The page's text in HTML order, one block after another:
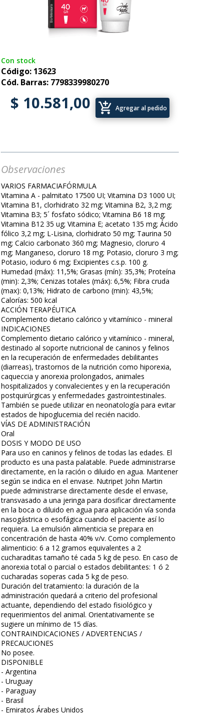
Con stock
Código: 13623
Cód. Barras: 7798339980270
$ 10.581,00 add_shopping_cart Agregar al pedido
Observaciones
VARIOS FARMACIAFÓRMULA
Vitamina A - palmitato 17500 UI; Vitamina D3 1000 UI;
Vitamina B1, clorhidrato 32 mg; Vitamina B2, 3,2 mg;
Vitamina B3; 5´ fosfato sódico; Vitamina B6 18 mg;
Vitamina B12 35 ug; Vitamina E; acetato 135 mg; Ácido
fólico 3,2 mg; L-Lisina, clorhidrato 50 mg; Taurina 50
mg; Calcio carbonato 360 mg; Magnesio, cloruro 4
mg; Manganeso, cloruro 18 mg; Potasio, cloruro 3 mg;
Potasio, ioduro 6 mg; Excipientes c.s.p. 100 g.
Humedad (máx): 11,5%; Grasas (mín): 35,3%; Proteína
(min): 2,3%; Cenizas totales (máx): 6,5%; Fibra cruda
(max): 0,13%; Hidrato de carbono (min): 43,5%;
Calorías: 500 kcal
ACCIÓN TERAPÉUTICA
Complemento dietario calórico y vitamínico - mineral
INDICACIONES
Complemento dietario calórico y vitamínico - mineral,
destinado al soporte nutricional de caninos y felinos
en la recuperación de enfermedades debilitantes
(diarreas), trastornos de la nutrición como hiporexia,
caqueccia y anorexia prolongados, animales
hospitalizados y convalecientes y en la recuperación
postquirúrgicas y enfermedades gastrointestinales.
También se puede utilizar en neonatología para evitar
estados de hipoglucemia del recién nacido.
VÍAS DE ADMINISTRACIÓN
Oral
DOSIS Y MODO DE USO
Para uso en caninos y felinos de todas las edades. El
producto es una pasta palatable. Puede administrarse
directamente, en la ración o diluido en agua. Mantener
según se indica en el envase. Nutripet John Martin
puede administrarse directamente desde el envase,
transvasado a una jeringa para dosificar directamente
en la boca o diluido en agua para aplicación vía sonda
nasogástrica o esofágica cuando el paciente así lo
requiera. La emulsión alimenticia se prepara en
concentración de hasta 40% v/v. Como complemento
alimenticio: 6 a 12 gramos equivalentes a 2
cucharaditas tamaño té cada 5 kg de peso. En caso de
anorexia total o parcial o estados debilitantes: 1 ó 2
cucharadas soperas cada 5 kg de peso.
Duración del tratamiento: la duración de la
administración quedará a criterio del profesional
actuante, dependiendo del estado fisiológico y
requerimientos del animal. Orientativamente se
sugiere un mínimo de 15 días.
CONTRAINDICACIONES / ADVERTENCIAS /
PRECAUCIONES
No posee.
DISPONIBLE
- Argentina
- Uruguay
- Paraguay
- Brasil
- Emiratos Árabes Unidos